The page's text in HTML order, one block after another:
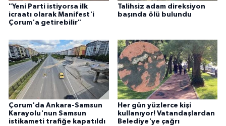
"Yeni Parti istiyorsa ilk
icraatı olarak Manifest'i
Çorum'a getirebilir"
Talihsiz adam direksiyon
başında ölü bulundu
Çorum'da Ankara-Samsun
Karayolu'nun Samsun
istikameti trafiğe kapatıldı
Her gün yüzlerce kişi
kullanıyor! Vatandaşlardan
Belediye'ye çağrı